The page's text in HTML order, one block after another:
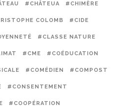
#CHÂTEUA #CHIMÈRE
COLOMB #CIDE
#CLASSE NATURE
#CME #COÉDUCATION
#COMÉDIEN #COMPOST
#CONSENTEMENT
#COOPÉRATION